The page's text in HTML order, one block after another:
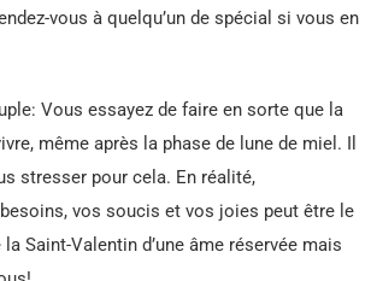
vous à quelqu’un de spécial si vous en
Vous essayez de faire en sorte que la
même après la phase de lune de miel. Il
stresser pour cela. En réalité,
vos soucis et vos joies peut être le
Saint-Valentin d’une âme réservée mais